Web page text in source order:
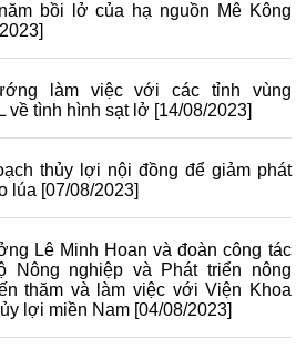
bồi lở của hạ nguồn Mê Kông
làm việc với các tỉnh vùng
về tình hình sạt lở [14/08/2023]
thủy lợi nội đồng để giảm phát
lúa [07/08/2023]
Lê Minh Hoan và đoàn công tác
Nông nghiệp và Phát triển nông
thăm và làm việc với Viện Khoa
lợi miền Nam [04/08/2023]